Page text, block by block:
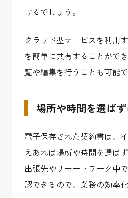
けるでしょう。
クラウド型サービスを利用
を簡単に共有することがで
覧や編集を行うことも可能で
場所や時間を選ば
電子保存された契約書は、
えあれば場所や時間を選ば
出張先やリモートワーク中
認できるので、業務の効率